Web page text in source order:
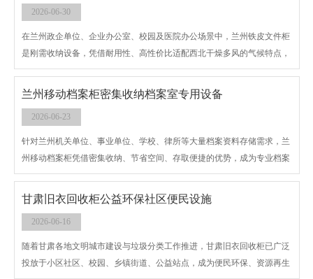
2026-06-30
在兰州政企单位、企业办公室、校园及医院办公场景中，兰州铁皮文件柜
是刚需收纳设备，凭借耐用性、高性价比适配西北干燥多风的气候特点，
成为本地办公家具主流选择。本地厂家生产的铁皮文件柜均采用国标加厚
冷轧钢板打造，整体焊接成型，结构稳固不易变形，每层承重能力强，可
兰州移动档案柜密集收纳档案室专用设备
2026-06-23
针对兰州机关单位、事业单位、学校、律所等大量档案资料存储需求，兰
州移动档案柜凭借密集收纳、节省空间、存取便捷的优势，成为专业档案
室核心配套设备。相较于固定档案柜，移动式设计可灵活推拉开合，无需
预留大面积固定通道，大幅提升档案室空间利用率，扩容效果显著。
甘肃旧衣回收柜公益环保社区便民设施
2026-06-16
随着甘肃各地文明城市建设与垃圾分类工作推进，甘肃旧衣回收柜已广泛
投放于小区社区、校园、乡镇街道、公益站点，成为便民环保、资源再生